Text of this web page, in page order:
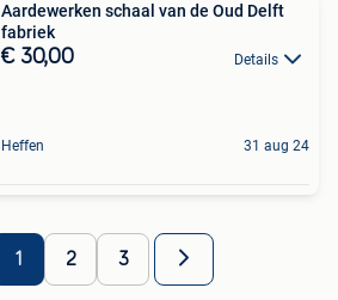
Aardewerken schaal van de Oud Delft
fabriek
€ 30,00 Details
Heffen 31 aug 24
1 2 3